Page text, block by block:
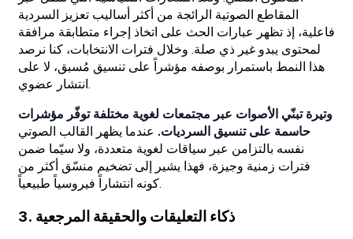
المقاطع الصوتية الرائجة من أكثر أساليب تعزيز السردية
فاعلية، إذ تظهر عبارات الحث على اتخاذ إجراء متطابقة مرافقة
لمحتوى يبدو غير ذي صلة. وخلال فترات الانتخابات، كنا نرصد
هذا النمط باستمرار بوصفه مؤشراً على تنسيق مُسبق، لا على
انتشار عضوي.
وتيرة تبنّي الأصوات عبر مجتمعات لغوية مختلفة توفّر مؤشرات
حاسمة على تنسيق السرديات. عندما يظهر القالب الصوتي
نفسه بالتزامن عبر سياقات لغوية متعددة، ولا سيّما ضمن
فترات زمنية وجيزة، فهذا يشير إلى تضخيم منسّق أكثر من
كونه انتشاراً فيروسياً طبيعياً.
3. ذكاء التعليقات والحقيقة المرجعية